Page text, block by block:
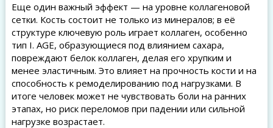
Еще один важный эффект — на уровне коллагеновой
сетки. Кость состоит не только из минералов; в её
структуре ключевую роль играет коллаген, особенно
тип I. AGE, образующиеся под влиянием сахара,
повреждают белок коллаген, делая его хрупким и
менее эластичным. Это влияет на прочность кости и на
способность к ремоделированию под нагрузками. В
итоге человек может не чувствовать боли на ранних
этапах, но риск переломов при падении или сильной
нагрузке возрастает.